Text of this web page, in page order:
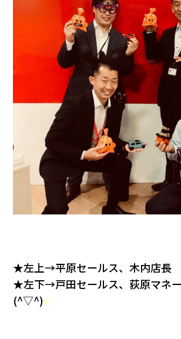
★左上→平原セールス、木内店長
★左下→戸田セールス、荻原マネ
(^▽^)✨